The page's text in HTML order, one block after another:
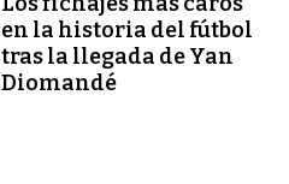
en la historia del fútbol
tras la llegada de Yan
Diomandé